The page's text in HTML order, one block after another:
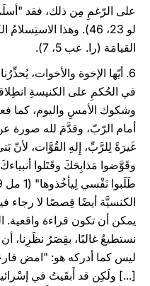
على الرّغمِ مِن ذلك، فقد
لو 23، 46). وهذا
القيامَة (را. عب 5، 7).
6. أيّها الإخوة والأخوات،
في الحُكمِ على الكنيسةِ
وشكوك الأمسِ واليوم، كما
أمام الرّبّ، وقدَّمَ لله صورة
غَيرَةً لِلرَّبِّ، إِلهِ القُوَّات، لأنّ
وقَوَّضوا مَذابِحَكَ وقَتَلوا
الكنسيَّة أيضًا قِصصًا لا رجاء
يمكن أن تكون قراءة واقعية.
نستطيعُ غالبًا، بقِصَرُ نظَرِنا، أن
ليس كما أدركه هو: "امض
[...] ولَكِن قد أَبقَيتُ في